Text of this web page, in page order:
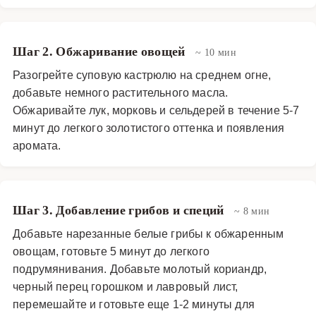
группы B, селеном и другими микроэлементами,
которые укрепляют иммунную систему и улучшают
обмен веществ. Кориандр обладает антиоксидантными
свойствами и способствует улучшению пищеварения.
Бульон получается легким, но в то же время сытным,
что делает его идеальным выбором для диетического
картофель, лапшу или другие овощи. Он также служит
Приготовление этого блюда не требует много времени
и усилий, но результат обязательно порадует вас и
ваших близких насыщенным вкусом и неповторимым
ароматом.
Шаг 2. Обжаривание овощей ~ 10 мин
Разогрейте суповую кастрюлю на среднем огне,
добавьте немного растительного масла.
Обжаривайте лук, морковь и сельдерей в течение 5-7
минут до легкого золотистого оттенка и появления
аромата.
Шаг 3. Добавление грибов и специй ~ 8 мин
Добавьте нарезанные белые грибы к обжаренным
овощам, готовьте 5 минут до легкого
подрумянивания. Добавьте молотый кориандр,
черный перец горошком и лавровый лист,
перемешайте и готовьте еще 1-2 минуты для